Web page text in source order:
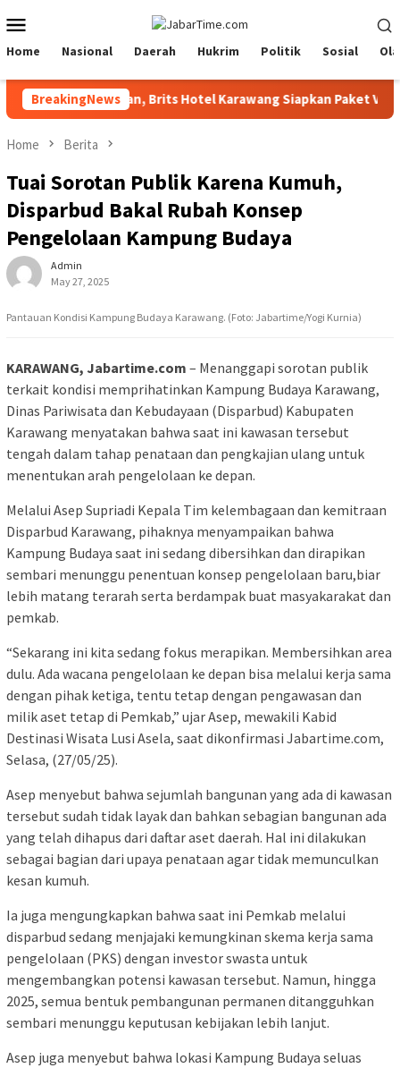
to
contentMenu
Home Nasional Daerah Hukrim Politik Sosial
BreakingNews
Lebih Nyaman, Brits Hotel Karawang Siapkan Paket VIP
Home Berita
Tuai Sorotan Publik Karena Kumuh,
Disparbud Bakal Rubah Konsep
Pengelolaan Kampung Budaya
Admin
May 27, 2025
Pantauan Kondisi Kampung Budaya Karawang. (Foto: Jabartime/Yogi Kurnia)
KARAWANG, Jabartime.com – Menanggapi sorotan publik
terkait kondisi memprihatinkan Kampung Budaya Karawang,
Dinas Pariwisata dan Kebudayaan (Disparbud) Kabupaten
Karawang menyatakan bahwa saat ini kawasan tersebut
tengah dalam tahap penataan dan pengkajian ulang untuk
menentukan arah pengelolaan ke depan.
Melalui Asep Supriadi Kepala Tim kelembagaan dan kemitraan
Disparbud Karawang, pihaknya menyampaikan bahwa
Kampung Budaya saat ini sedang dibersihkan dan dirapikan
sembari menunggu penentuan konsep pengelolaan baru,biar
lebih matang terarah serta berdampak buat masyakarakat dan
pemkab.
“Sekarang ini kita sedang fokus merapikan. Membersihkan area
dulu. Ada wacana pengelolaan ke depan bisa melalui kerja sama
dengan pihak ketiga, tentu tetap dengan pengawasan dan
milik aset tetap di Pemkab,” ujar Asep, mewakili Kabid
Destinasi Wisata Lusi Asela, saat dikonfirmasi Jabartime.com,
Selasa, (27/05/25).
Asep menyebut bahwa sejumlah bangunan yang ada di kawasan
tersebut sudah tidak layak dan bahkan sebagian bangunan ada
yang telah dihapus dari daftar aset daerah. Hal ini dilakukan
sebagai bagian dari upaya penataan agar tidak memunculkan
kesan kumuh.
Ia juga mengungkapkan bahwa saat ini Pemkab melalui
disparbud sedang menjajaki kemungkinan skema kerja sama
pengelolaan (PKS) dengan investor swasta untuk
mengembangkan potensi kawasan tersebut. Namun, hingga
2025, semua bentuk pembangunan permanen ditangguhkan
sembari menunggu keputusan kebijakan lebih lanjut.
Asep juga menyebut bahwa lokasi Kampung Budaya seluas